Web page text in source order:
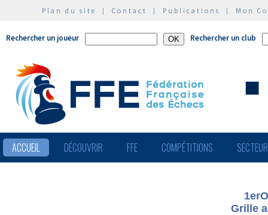
Plan du site | Contact | Publications | Mon
Rechercher un joueur Rechercher un club
ACCUEIL DÉCOUVRIR FFE COMPÉTITIONS
Grille